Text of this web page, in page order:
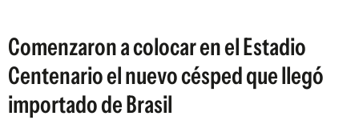
Comenzaron a colocar en el Estadio
Centenario el nuevo césped que llegó
importado de Brasil